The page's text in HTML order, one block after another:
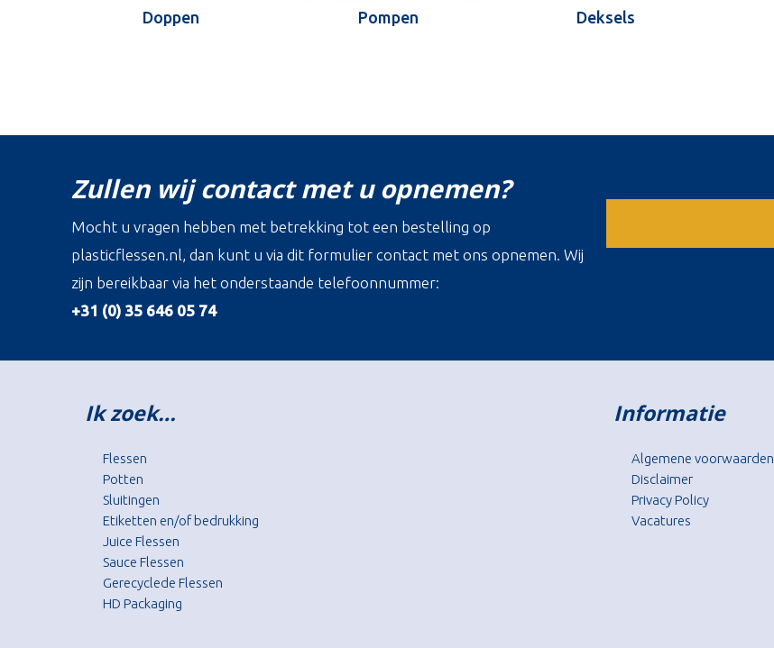
Doppen Pompen Deksels
Zullen wij contact met u opnemen?
Mocht u vragen hebben met betrekking tot een bestelling op
plasticflessen.nl, dan kunt u via dit formulier contact met ons opnemen. Wij
zijn bereikbaar via het onderstaande telefoonnummer:
+31 (0) 35 646 05 74
Ik zoek…
Flessen
Potten
Sluitingen
Etiketten en/of bedrukking
Juice Flessen
Sauce Flessen
Gerecyclede Flessen
HD Packaging
Informatie
Algemene voorwaarden
Disclaimer
Privacy Policy
Vacatures